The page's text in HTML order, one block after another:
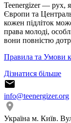
Teenergizer — рух,
Європи та
кожен підліток
права молоді,
вони повністю
Правила та Умови
Дізнатися більше
info@teenergizer.org
Україна м. Київ.